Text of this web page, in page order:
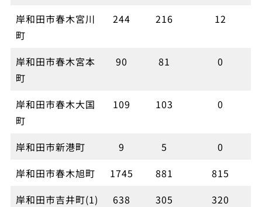
岸和田市春木宮川
町
244 216 12
岸和田市春木宮本
町
90 81 0
岸和田市春木大国
町
109 103 0
岸和田市新港町 9 5
0
岸和田市春木旭町
1745 881
815
岸和田市吉井町(1)
638 305
320